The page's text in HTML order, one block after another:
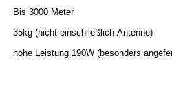
Bis 3000 Meter
35kg (nicht einschließlich Antenne)
hohe Leistung 190W (besonders